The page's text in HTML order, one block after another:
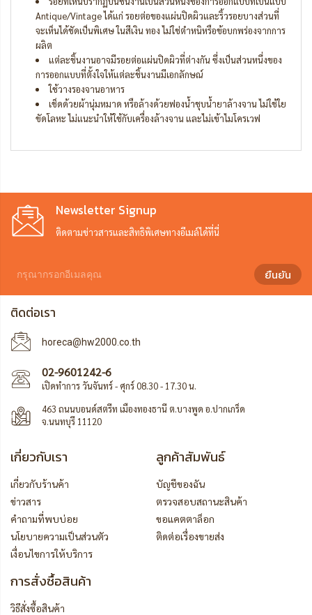
Antique/Vintage ได้แก่ รอยต่อของแผ่นปิดผิวและริ้วรอยบางส่วนที่
จะเห็นได้ชัดเป็นพิเศษ ในสีเงิน ทอง ไม่ใช่ตำหนิหรือข้อบกพร่องจากการ
ผลิต
แต่ละชิ้นงานอาจมีรอยต่อแผ่นปิดผิวที่ต่างกัน ซึ่งเป็นส่วนหนึ่งของ
การออกแบบที่ตั้งใจให้แต่ละชิ้นงานมีเอกลักษณ์
ใช้วางรองจานอาหาร
เช็ดด้วยผ้านุ่มหมาด หรือล้างด้วยฟองน้ำชุบน้ำยาล้างจาน ไม่ใช้ใย
ขัดโลหะ ไม่แนะนำให้ใช้กับเครื่องล้างจาน และไม่เข้าไมโครเวฟ
Newsletter Signup
ติดตามข่าวสารและสิทธิพิเศษทางอีเมล์ได้ที่นี่
ยืนยัน
ติดต่อเรา
horeca@hw2000.co.th
02-9601242-6
เปิดทำการ วันจันทร์ - ศุกร์ 08.30 - 17.30 น.
463 ถนนบอนด์สตรีท เมืองทองธานี ต.บางพูด อ.ปากเกร็ด
จ.นนทบุรี 11120
เกี่ยวกับเรา
เกี่ยวกับร้านค้า
ข่าวสาร
คำถามที่พบบ่อย
นโยบายความเป็นส่วนตัว
เงื่อนไขการให้บริการ
ลูกค้าสัมพันธ์
บัญชีของฉัน
ตรวจสอบสถานะสินค้า
ขอแคตตาล็อก
ติดต่อเรื่องขายส่ง
การสั่งซื้อสินค้า
วิธีสั่งซื้อสินค้า